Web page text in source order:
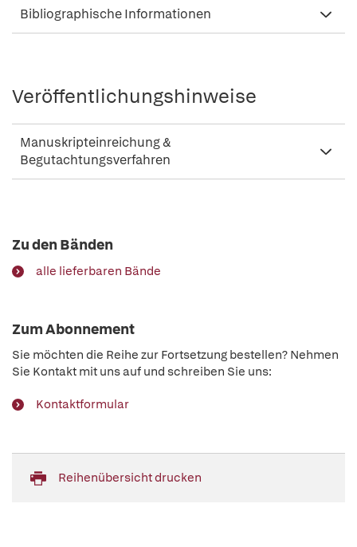
Bibliographische Informationen
Veröffentlichungshinweise
Manuskripteinreichung &
Begutachtungsverfahren
Zu den Bänden
alle lieferbaren Bände
Zum Abonnement
Sie möchten die Reihe zur Fortsetzung bestellen? Nehmen
Sie Kontakt mit uns auf und schreiben Sie uns:
Kontaktformular
Reihenübersicht drucken